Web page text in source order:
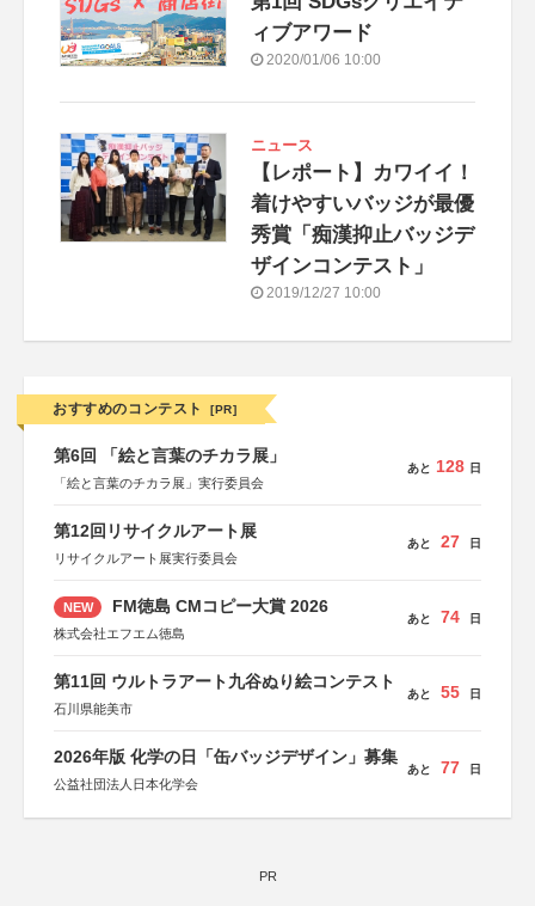
ィブアワード
2020/01/06 10:00
ニュース
【レポート】カワイイ！
着けやすいバッジが最優
秀賞「痴漢抑止バッジデ
ザインコンテスト」
2019/12/27 10:00
おすすめのコンテスト [PR]
第6回 「絵と言葉のチカラ展」
「絵と言葉のチカラ展」実行委員会
あと 128 日
第12回リサイクルアート展
リサイクルアート展実行委員会
あと 27 日
NEW FM徳島 CMコピー大賞 2026
株式会社エフエム徳島
あと 74 日
第11回 ウルトラアート九谷ぬり絵コンテスト
石川県能美市
あと 55 日
2026年版 化学の日「缶バッジデザイン」募集
公益社団法人日本化学会
あと 77 日
PR